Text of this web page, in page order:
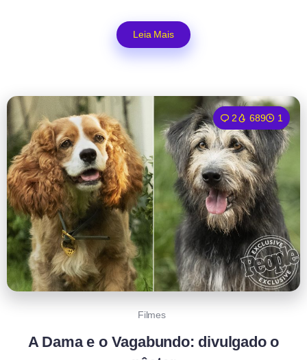
Leia Mais
2 689 1
Filmes
A Dama e o Vagabundo: divulgado o